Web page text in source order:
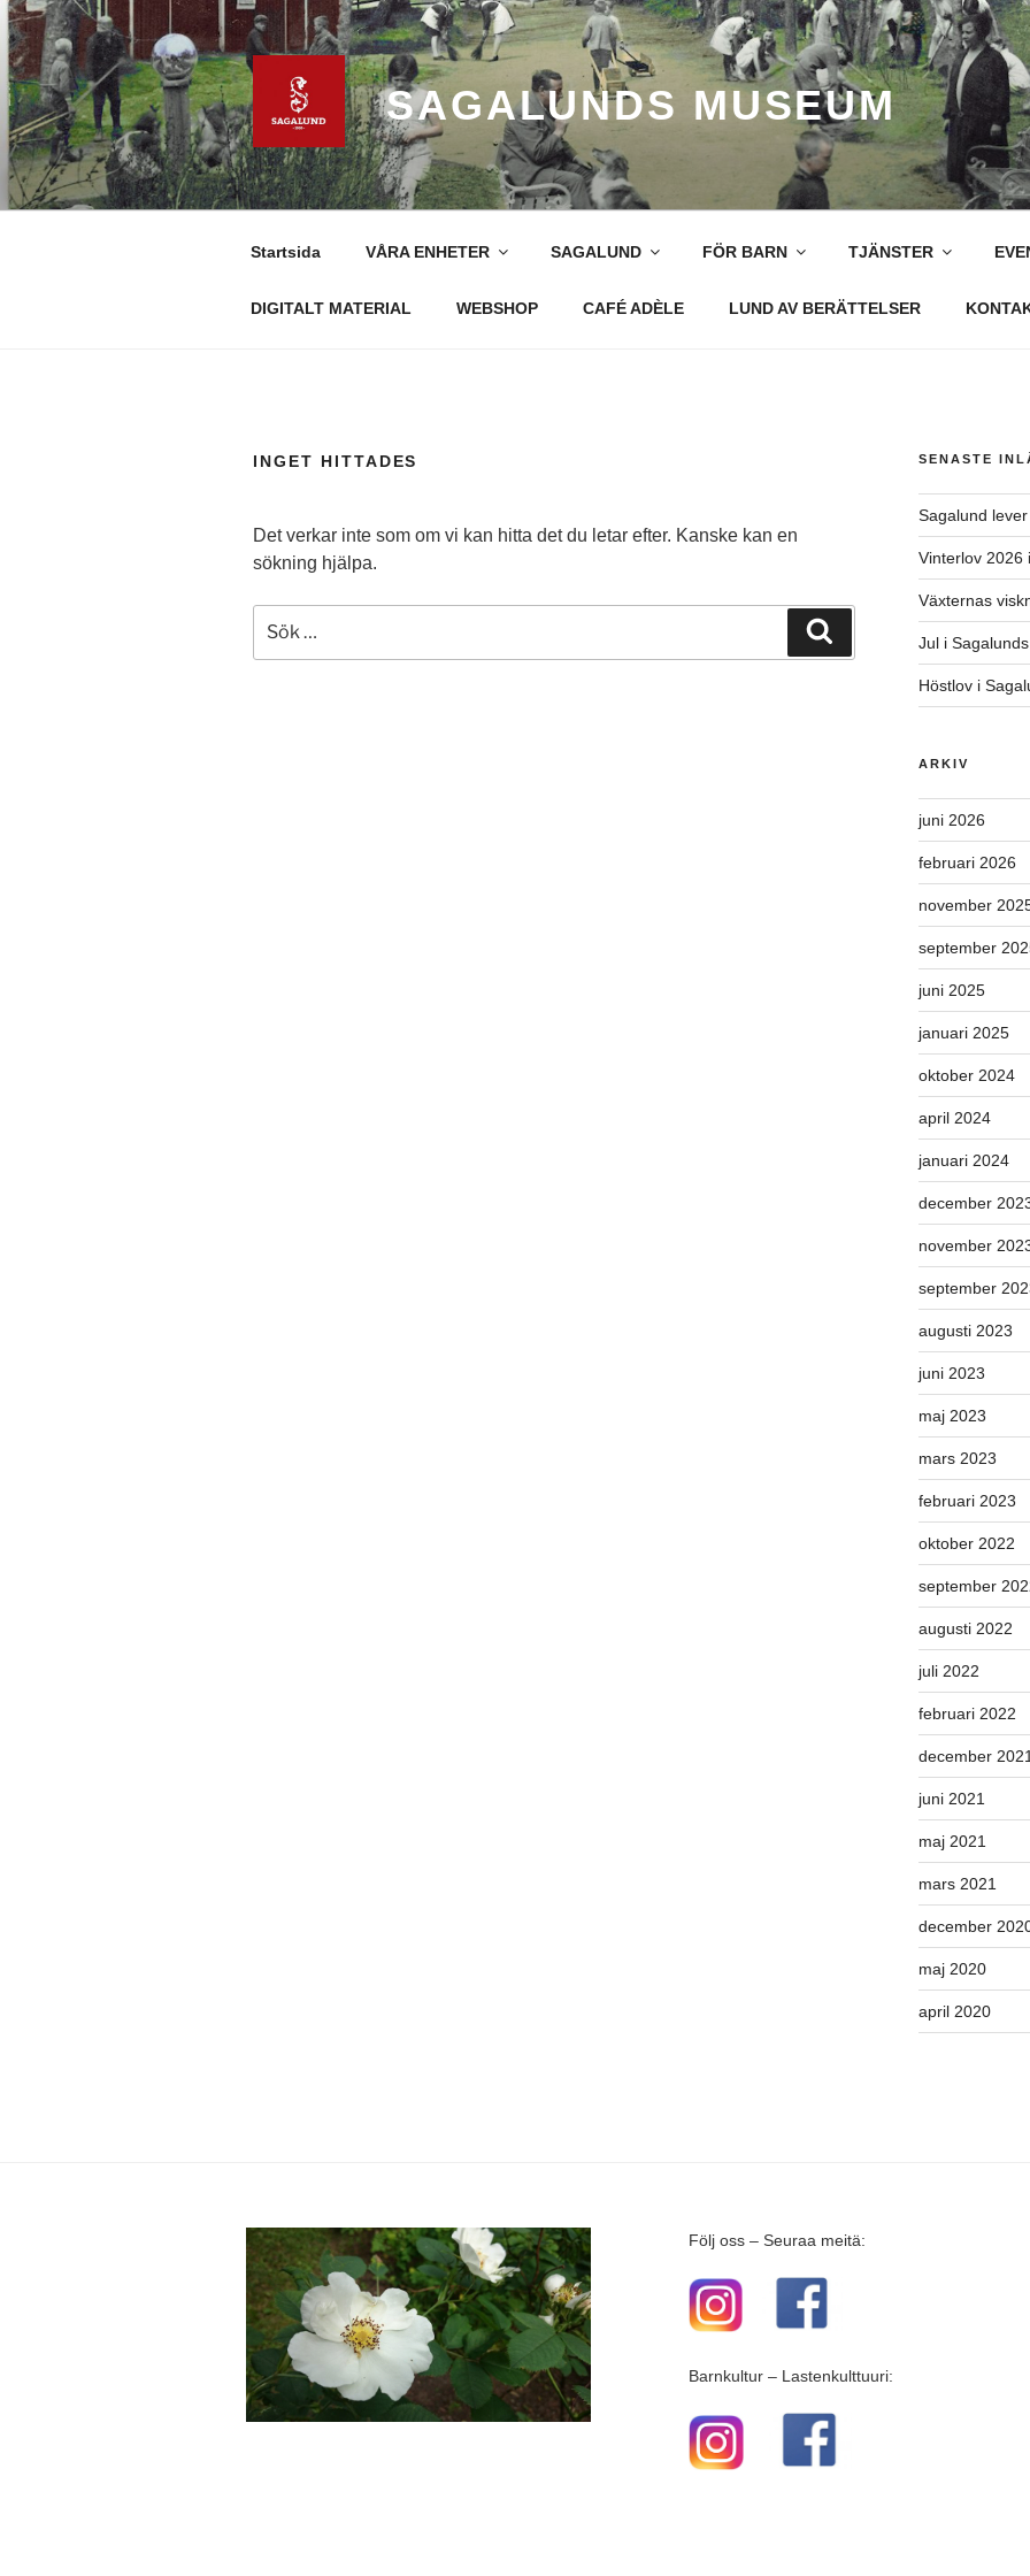
Hoppa
till
innehåll
SAGALUNDS MUSEUM
Startsida VÅRA ENHETER SAGALUND FÖR BARN TJÄNSTER
DIGITALT MATERIAL WEBSHOP CAFÉ ADÈLE LUND AV BERÄTTELSER
INGET HITTADES
Det verkar inte som om vi kan hitta det du letar efter. Kanske kan en
sökning hjälpa.
efter:
SENASTE
Sagalund lever
Vinterlov 2026
Växternas
Jul i
Höstlov i
ARKIV
juni 2026
februari 2026
november
september
juni 2025
januari 2025
oktober 2024
april 2024
januari 2024
december
november
september
augusti 2023
juni 2023
maj 2023
mars 2023
februari 2023
oktober 2022
september
augusti 2022
juli 2022
februari 2022
december 2021
juni 2021
maj 2021
mars 2021
december
maj 2020
april 2020
Följ oss – Seuraa meitä:
Barnkultur – Lastenkulttuuri: